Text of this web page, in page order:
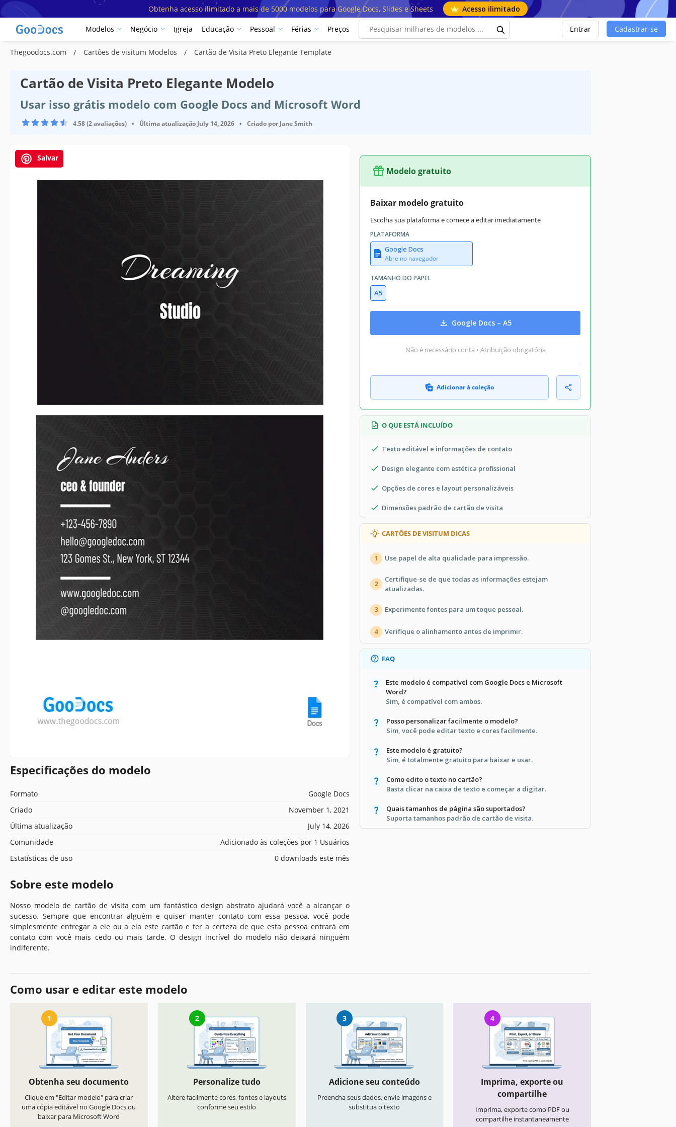
Obtenha acesso ilimitado a mais de 5000 modelos para Google Docs, Slides e Sheets Acesso ilimitado
Modelos Negócio Igreja Educação Pessoal Férias Preços Entrar Cadastrar-se
Thegoodocs.com Cartões de visitum Modelos Cartão de Visita Preto Elegante Template
Cartão de Visita Preto Elegante Modelo
Usar isso grátis modelo com Google Docs and Microsoft Word
4.58 (2 avaliações) • Última atualização July 14, 2026 • Criado por Jane Smith
Salvar
Especificações do modelo
Formato
Google Docs
Criado
November 1, 2021
Última atualização
July 14, 2026
Comunidade
Adicionado às coleções por 1 Usuários
Estatísticas de uso
0 downloads este mês
Sobre este modelo
Nosso modelo de cartão de visita com um fantástico design abstrato ajudará você a alcançar o
sucesso. Sempre que encontrar alguém e quiser manter contato com essa pessoa, você pode
simplesmente entregar a ele ou a ela este cartão e ter a certeza de que esta pessoa entrará em
contato com você mais cedo ou mais tarde. O design incrível do modelo não deixará ninguém
indiferente.
Modelo gratuito
Baixar modelo gratuito
Escolha sua plataforma e comece a editar imediatamente
PLATAFORMA
Google Docs
Abre no navegador
TAMANHO DO PAPEL
A5
Google Docs – A5
Não é necessário conta • Atribuição obrigatória
Adicionar à coleção
O QUE ESTÁ INCLUÍDO
Texto editável e informações de contato
Design elegante com estética profissional
Opções de cores e layout personalizáveis
Dimensões padrão de cartão de visita
CARTÕES DE VISITUM DICAS
1 Use papel de alta qualidade para impressão.
2
Certifique-se de que todas as informações estejam
atualizadas.
3 Experimente fontes para um toque pessoal.
4 Verifique o alinhamento antes de imprimir.
FAQ
Este modelo é compatível com Google Docs e Microsoft
Word?
Sim, é compatível com ambos.
Posso personalizar facilmente o modelo?
Sim, você pode editar texto e cores facilmente.
Este modelo é gratuito?
Sim, é totalmente gratuito para baixar e usar.
Como edito o texto no cartão?
Basta clicar na caixa de texto e começar a digitar.
Quais tamanhos de página são suportados?
Suporta tamanhos padrão de cartão de visita.
Como usar e editar este modelo
1
Obtenha seu documento
Clique em "Editar modelo" para criar
uma cópia editável no Google Docs ou
baixar para Microsoft Word
2
Personalize tudo
Altere facilmente cores, fontes e layouts
conforme seu estilo
3
Adicione seu conteúdo
Preencha seus dados, envie imagens e
substitua o texto
4
Imprima, exporte ou
compartilhe
Imprima, exporte como PDF ou
compartilhe instantaneamente